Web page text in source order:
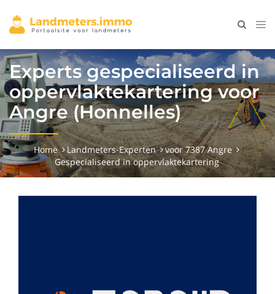
Experts gespecialiseerd in
oppervlaktekartering voor
Angre (Honnelles)
Home Landmeters-Experten
voor 7387 Angre
Gespecialiseerd in oppervlaktekartering